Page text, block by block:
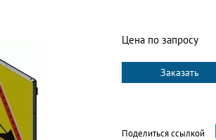
Цена по запросу
Заказать
Поделиться ссылкой